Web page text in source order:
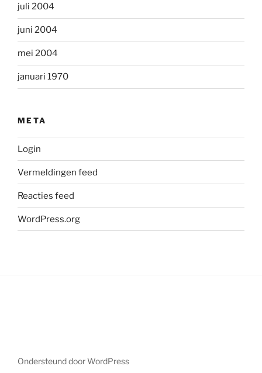
juli 2004
juni 2004
mei 2004
januari 1970
META
Login
Vermeldingen feed
Reacties feed
WordPress.org
Ondersteund door WordPress